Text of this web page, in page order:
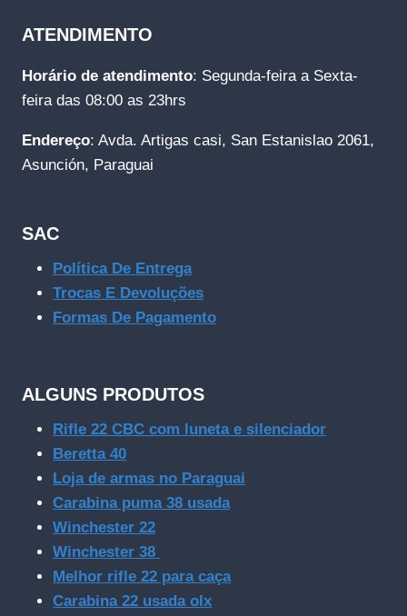
ATENDIMENTO
Horário de atendimento: Segunda-feira a Sexta-
feira das 08:00 as 23hrs
Endereço: Avda. Artigas casi, San Estanislao 2061,
Asunción, Paraguai
SAC
Política De Entrega
Trocas E Devoluções
Formas De Pagamento
ALGUNS PRODUTOS
Rifle 22 CBC com luneta e silenciador
Beretta 40
Loja de armas no Paraguai
Carabina puma 38 usada
Winchester 22
Winchester 38
Melhor rifle 22 para caça
Carabina 22 usada olx